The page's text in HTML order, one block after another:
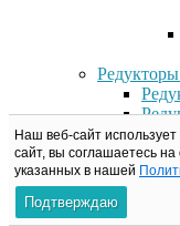
Фильтры
Наш веб-сайт
сайт, вы соглашаетесь
указанных в нашей
Подтверждаю